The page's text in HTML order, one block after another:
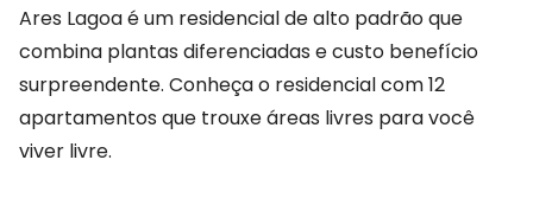
Ares Lagoa é um residencial de alto padrão que
combina plantas diferenciadas e custo benefício
surpreendente. Conheça o residencial com 12
apartamentos que trouxe áreas livres para você
viver livre.